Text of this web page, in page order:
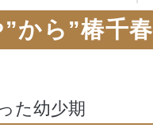
から”椿千
た幼少期